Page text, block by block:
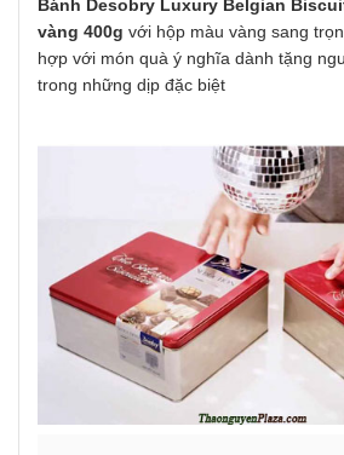
Bánh Desobry Luxury Belgian
vàng 400g với hộp màu vàng sang
hợp với món quà ý nghĩa dành tặng
trong những dịp đặc biệt